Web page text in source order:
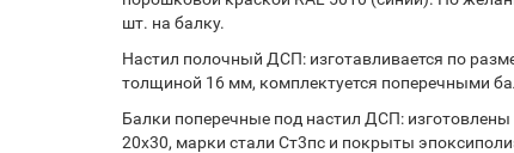
шт. на балку.
Настил полочный ДСП: изготавливается по
толщиной 16 мм, комплектуется поперечными
Балки поперечные под настил ДСП:
20х30, марки стали Ст3пс и покрыты